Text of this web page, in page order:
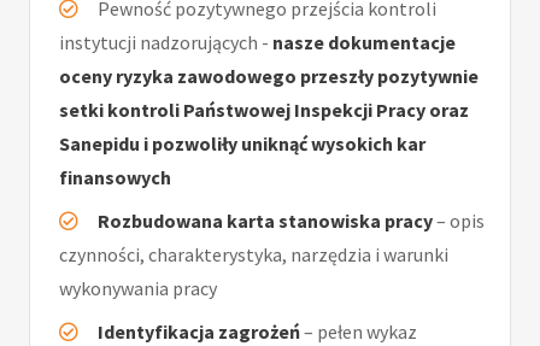
Pewność pozytywnego przejścia kontroli
instytucji nadzorujących - nasze dokumentacje
oceny ryzyka zawodowego przeszły pozytywnie
setki kontroli Państwowej Inspekcji Pracy oraz
Sanepidu i pozwoliły uniknąć wysokich kar
finansowych
Rozbudowana karta stanowiska pracy– opis
czynności, charakterystyka, narzędzia i warunki
wykonywania pracy
Identyfikacja zagrożeń– pełen wykaz